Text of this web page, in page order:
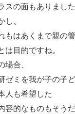
スの面もありました
し、
もはあくまで親の
は目的ですね。
場合、
ゼミを我が子の子
人も希望した
的なものもそう